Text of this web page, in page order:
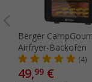
Berger
Airfryer-Backofen
(4)
49,99 €